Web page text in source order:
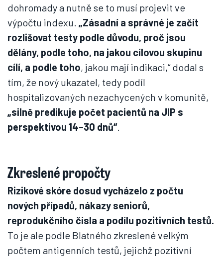
dohromady a nutně se to musí projevit ve
výpočtu indexu. „Zásadní a správné je začít
rozlišovat testy podle důvodu, proč jsou
dělány, podle toho, na jakou cílovou skupinu
cílí, a podle toho, jakou mají indikaci,“ dodal s
tím, že nový ukazatel, tedy podíl
hospitalizovaných nezachycených v komunitě,
„silně predikuje počet pacientů na JIP s
perspektivou 14–30 dnů“.
Zkreslené propočty
Rizikové skóre dosud vycházelo z počtu
nových případů, nákazy seniorů,
reprodukčního čísla a podílu pozitivních testů.
To je ale podle Blatného zkreslené velkým
počtem antigenních testů, jejichž pozitivní